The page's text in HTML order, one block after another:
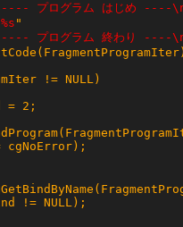
---- プログラム はじめ ----
%s
---- プログラム 終わり ----